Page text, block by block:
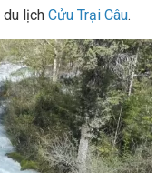
du lịch Cửu Trại Câu.